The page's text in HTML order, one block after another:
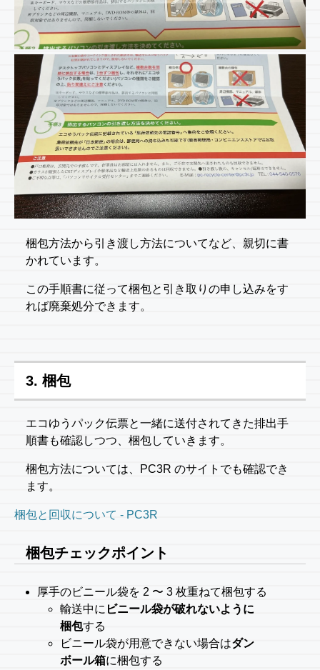
梱包方法から引き渡し方法についてなど、親切に書
かれています。
この手順書に従って梱包と引き取りの申し込みをす
れば廃棄処分できます。
3. 梱包
エコゆうパック伝票と一緒に送付されてきた排出手
順書も確認しつつ、梱包していきます。
梱包方法については、PC3R のサイトでも確認でき
ます。
梱包と回収について - PC3R
梱包チェックポイント
厚手のビニール袋を 2 〜 3 枚重ねて梱包する
輸送中に ビニール袋が破れないように
梱包する
ビニール袋が用意できない場合はダン
ボール箱に梱包する